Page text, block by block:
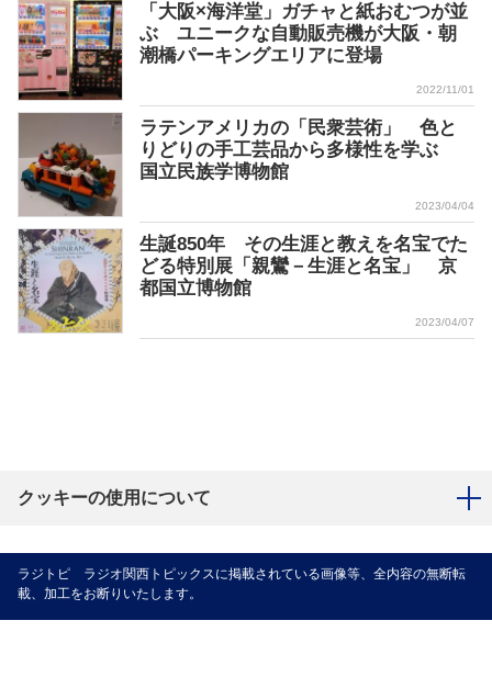
「大阪×海洋堂」ガチャと紙おむつが並
ぶ ユニークな自動販売機が大阪・朝
潮橋パーキングエリアに登場
2022/11/01
ラテンアメリカの「民衆芸術」 色と
りどりの手工芸品から多様性を学ぶ
国立民族学博物館
2023/04/04
生誕850年 その生涯と教えを名宝でた
どる特別展「親鸞－生涯と名宝」 京
都国立博物館
2023/04/07
クッキーの使用について
ラジトピ ラジオ関西トピックスに掲載されている画像等、全内容の無断転
載、加工をお断りいたします。